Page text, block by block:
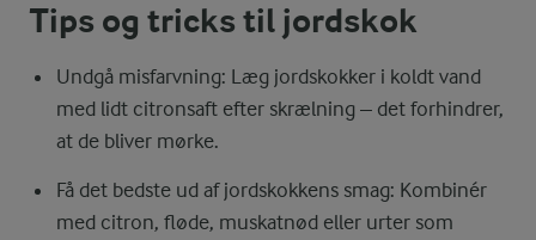
Tips og tricks til jordskok
Undgå misfarvning: Læg jordskokker i koldt vand
med lidt citronsaft efter skrælning – det forhindrer,
at de bliver mørke.
Få det bedste ud af jordskokkens smag: Kombinér
med citron, fløde, muskatnød eller urter som